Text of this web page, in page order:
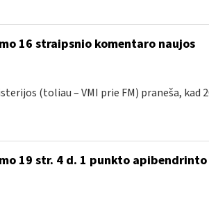
16 straipsnio komentaro naujos
(toliau – VMI prie FM) praneša, kad
19 str. 4 d. 1 punkto apibendrinto